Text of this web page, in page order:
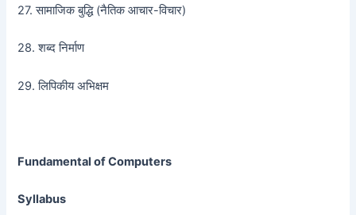
27. सामाजिक बुद्धि (नैतिक आचार-विचार)
28. शब्द निर्माण
29. लिपिकीय अभिक्षम
Fundamental of Computers
Syllabus